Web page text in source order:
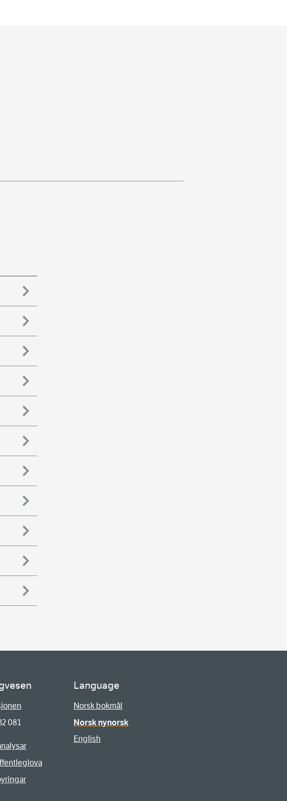
081
Language
Norsk bokmål
Norsk nynorsk
English